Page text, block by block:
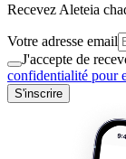
Recevez Aleteia
Votre adresse email
J'accepte de
confidentialité pour
S'inscrire